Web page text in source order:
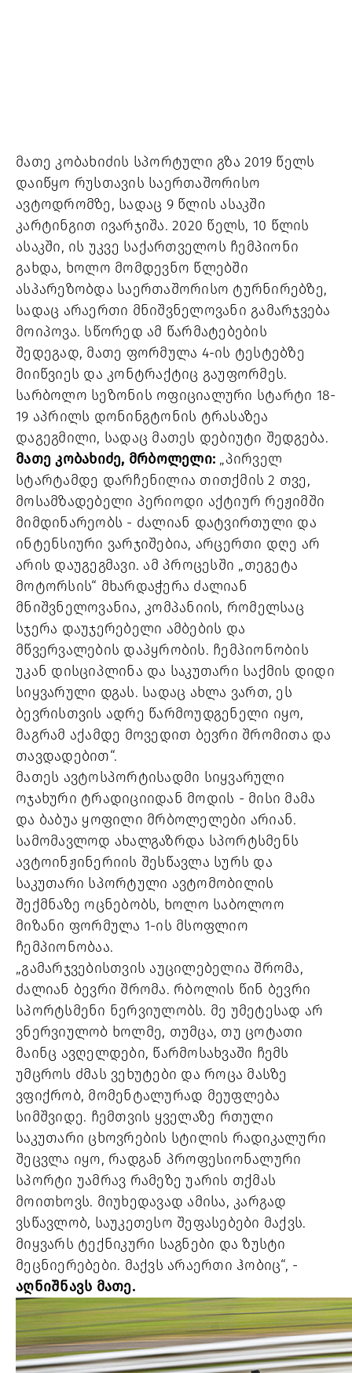
მათე კობახიძის სპორტული გზა 2019 წელს
დაიწყო რუსთავის საერთაშორისო
ავტოდრომზე, სადაც 9 წლის ასაკში
კარტინგით ივარჯიშა. 2020 წელს, 10 წლის
ასაკში, ის უკვე საქართველოს ჩემპიონი
გახდა, ხოლო მომდევნო წლებში
ასპარეზობდა საერთაშორისო ტურნირებზე,
სადაც არაერთი მნიშვნელოვანი გამარჯვება
მოიპოვა. სწორედ ამ წარმატებების
შედეგად, მათე ფორმულა 4-ის ტესტებზე
მიიწვიეს და კონტრაქტიც გაუფორმეს.
სარბოლო სეზონის ოფიციალური სტარტი 18-
19 აპრილს დონინგტონის ტრასაზეა
დაგეგმილი, სადაც მათეს დებიუტი შედგება.
მათე კობახიძე, მრბოლელი: „პირველ
სტარტამდე დარჩენილია თითქმის 2 თვე,
მოსამზადებელი პერიოდი აქტიურ რეჟიმში
მიმდინარეობს - ძალიან დატვირთული და
ინტენსიური ვარჯიშებია, არცერთი დღე არ
არის დაუგეგმავი. ამ პროცესში „თეგეტა
მოტორსის“ მხარდაჭერა ძალიან
მნიშვნელოვანია, კომპანიის, რომელსაც
სჯერა დაუჯერებელი ამბების და
მწვერვალების დაპყრობის. ჩემპიონობის
უკან დისციპლინა და საკუთარი საქმის დიდი
სიყვარული დგას. სადაც ახლა ვართ, ეს
ბევრისთვის ადრე წარმოუდგენელი იყო,
მაგრამ აქამდე მოვედით ბევრი შრომითა და
თავდადებით“.
მათეს ავტოსპორტისადმი სიყვარული
ოჯახური ტრადიციიდან მოდის - მისი მამა
და ბაბუა ყოფილი მრბოლელები არიან.
სამომავლოდ ახალგაზრდა სპორტსმენს
ავტოინჟინერიის შესწავლა სურს და
საკუთარი სპორტული ავტომობილის
შექმნაზე ოცნებობს, ხოლო საბოლოო
მიზანი ფორმულა 1-ის მსოფლიო
ჩემპიონობაა.
„გამარჯვებისთვის აუცილებელია შრომა,
ძალიან ბევრი შრომა. რბოლის წინ ბევრი
სპორტსმენი ნერვიულობს. მე უმეტესად არ
ვნერვიულობ ხოლმე, თუმცა, თუ ცოტათი
მაინც ავღელდები, წარმოსახვაში ჩემს
უმცროს ძმას ვეხუტები და როცა მასზე
ვფიქრობ, მომენტალურად მეუფლება
სიმშვიდე. ჩემთვის ყველაზე რთული
საკუთარი ცხოვრების სტილის რადიკალური
შეცვლა იყო, რადგან პროფესიონალური
სპორტი უამრავ რამეზე უარის თქმას
მოითხოვს. მიუხედავად ამისა, კარგად
ვსწავლობ, საუკეთესო შეფასებები მაქვს.
მიყვარს ტექნიკური საგნები და ზუსტი
მეცნიერებები. მაქვს არაერთი ჰობიც“, -
აღნიშნავს მათე.